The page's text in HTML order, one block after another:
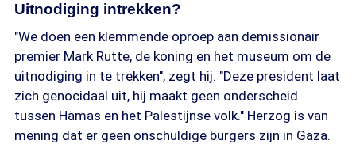
Uitnodiging intrekken?
"We doen een klemmende oproep aan demissionair
premier Mark Rutte, de koning en het museum om de
uitnodiging in te trekken", zegt hij. "Deze president laat
zich genocidaal uit, hij maakt geen onderscheid
tussen Hamas en het Palestijnse volk." Herzog is van
mening dat er geen onschuldige burgers zijn in Gaza.